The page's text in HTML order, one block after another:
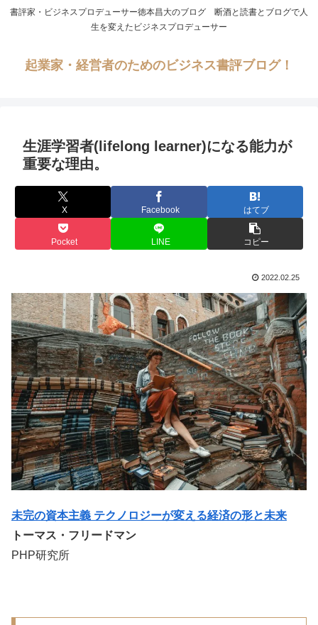
書評家・ビジネスプロデューサー徳本昌大のブログ 断酒と読書とブログで人
生を変えたビジネスプロデューサー
起業家・経営者のためのビジネス書評ブログ！
生涯学習者(lifelong learner)になる能力が
重要な理由。
X Facebook はてブ
Pocket LINE コピー
2022.02.25
未完の資本主義 テクノロジーが変える経済の形と未来
トーマス・フリードマン
PHP研究所